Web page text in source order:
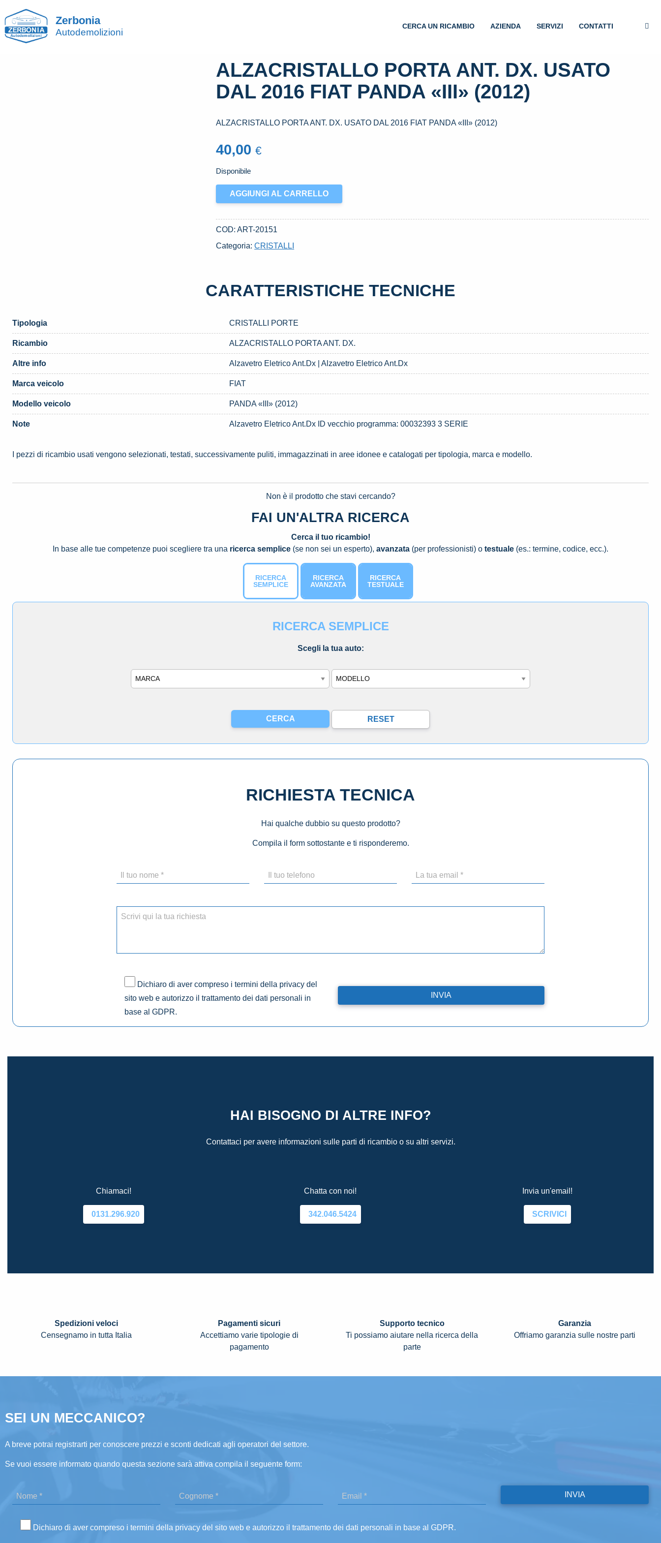
Zerbonia
Autodemolizioni
CERCA UN RICAMBIO AZIENDA SERVIZI CONTATTI
ALZACRISTALLO PORTA ANT. DX. USATO
DAL 2016 FIAT PANDA «III» (2012)
ALZACRISTALLO PORTA ANT. DX. USATO DAL 2016 FIAT PANDA «III» (2012)
40,00€
Disponibile
ALZACRISTALLO
PORTA
DX.
PANDA
quantità
AGGIUNGI AL CARRELLO
COD:ART-20151
Categoria:CRISTALLI
CARATTERISTICHE TECNICHE
Tipologia CRISTALLI PORTE
Ricambio ALZACRISTALLO PORTA ANT. DX.
Altre info Alzavetro Eletrico Ant.Dx | Alzavetro Eletrico Ant.Dx
Marca veicolo FIAT
Modello veicolo PANDA «III» (2012)
Note Alzavetro Eletrico Ant.Dx ID vecchio programma: 00032393 3 SERIE
I pezzi di ricambio usati vengono selezionati, testati, successivamente puliti, immagazzinati in aree idonee e catalogati per tipologia, marca e modello.
Non è il prodotto che stavi cercando?
FAI UN'ALTRA RICERCA
Cerca il tuo ricambio!
In base alle tue competenze puoi scegliere tra una ricerca semplice (se non sei un esperto), avanzata (per professionisti) o testuale (es.: termine, codice, ecc.).
RICERCA
SEMPLICE
RICERCA
AVANZATA
RICERCA
TESTUALE
RICERCA SEMPLICE
Scegli la tua auto:
Marca Modello
RICHIESTA TECNICA
Hai qualche dubbio su questo prodotto?
Compila il form sottostante e ti risponderemo.
Dichiaro di aver compreso i termini della privacy del
sito web e autorizzo il trattamento dei dati personali in
base al GDPR.
HAI BISOGNO DI ALTRE INFO?
Contattaci per avere informazioni sulle parti di ricambio o su altri servizi.
Chiamaci!
0131.296.920
Chatta con noi!
342.046.5424
Invia un'email!
SCRIVICI
Spedizioni veloci
Censegnamo in tutta Italia
Pagamenti sicuri
Accettiamo varie tipologie di
pagamento
Supporto tecnico
Ti possiamo aiutare nella ricerca della
parte
Garanzia
Offriamo garanzia sulle nostre parti
SEI UN MECCANICO?
A breve potrai registrarti per conoscere prezzi e sconti dedicati agli operatori del settore.
Se vuoi essere informato quando questa sezione sarà attiva compila il seguente form:
Dichiaro di aver compreso i termini della privacy del sito web e autorizzo il trattamento dei dati personali in base al GDPR.